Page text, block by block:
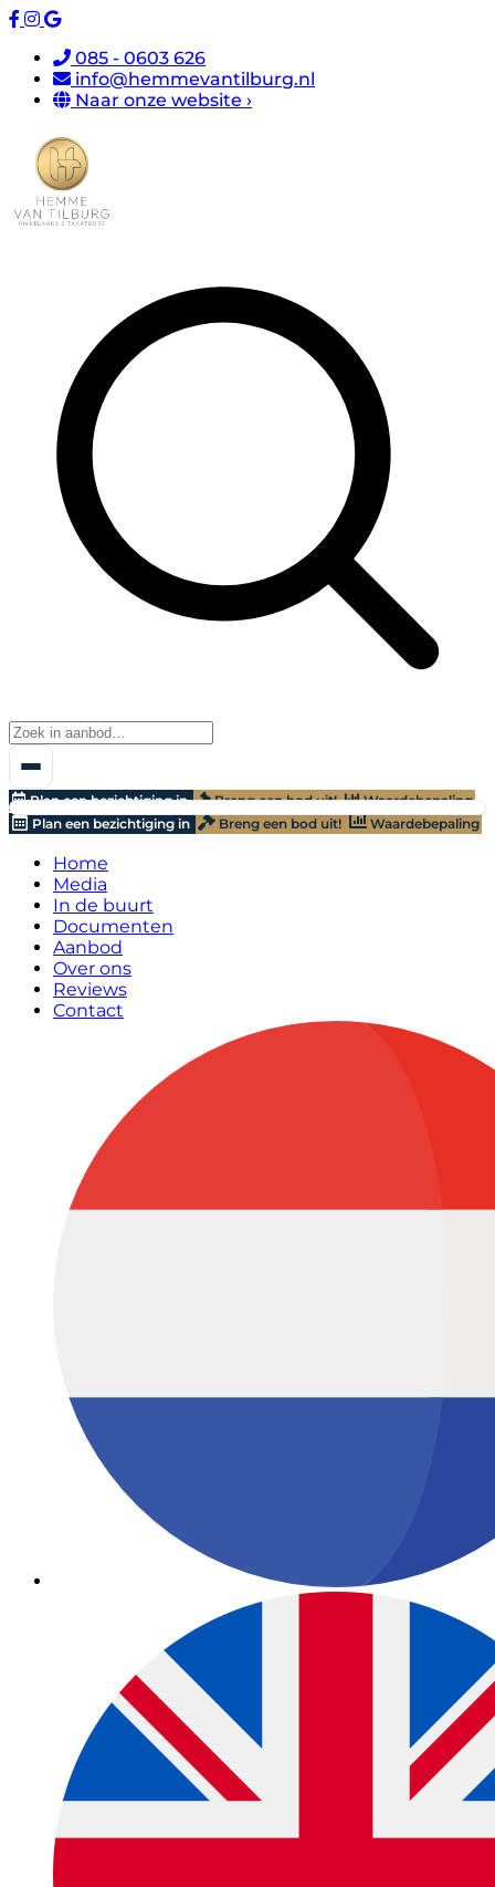
085 - 0603 626
info@hemmevantilburg.nl
Naar onze website ›
Plan een bezichtiging in Breng een bod uit!
Waardebepaling
Plan een bezichtiging in
Breng een bod uit! Waardebepaling
Home
Media
In de buurt
Documenten
Aanbod
Over ons
Reviews
Contact